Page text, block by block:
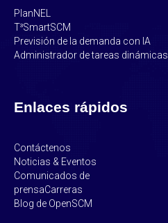
PlanNEL
T³SmartSCM
Previsión de la demanda con IA
Administrador de tareas dinámicas
Enlaces rápidos
Contáctenos
Noticias & Eventos
Comunicados de
prensaCarreras
Blog de OpenSCM